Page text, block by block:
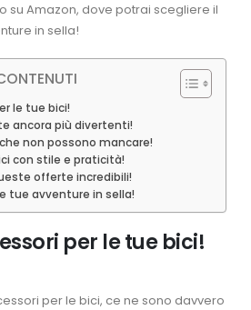
su Amazon, dove potrai scegliere il
in sella!
le tue bici!
ancora più divertenti!
non possono mancare!
con stile e praticità!
offerte incredibili!
tue avventure in sella!
per le tue bici!
per le bici, ce ne sono davvero